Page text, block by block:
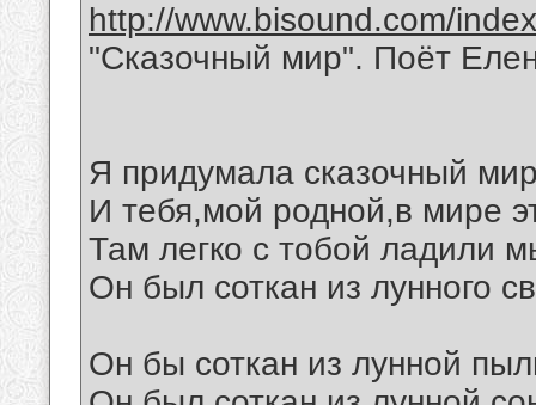
http://www.bisound.com/
"Сказочный мир". Поёт
Я придумала сказочный
И тебя,мой родной,в мире
Там легко с тобой ладили
Он был соткан из лунного
Он бы соткан из лунной